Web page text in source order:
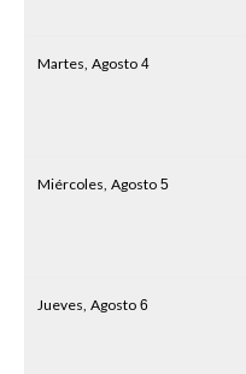
Martes, Agosto 4
Miércoles, Agosto 5
Jueves, Agosto 6